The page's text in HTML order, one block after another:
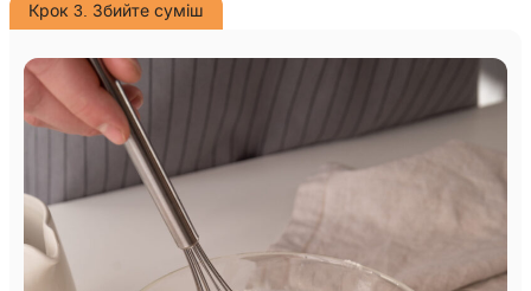
Крок 3. Збийте суміш